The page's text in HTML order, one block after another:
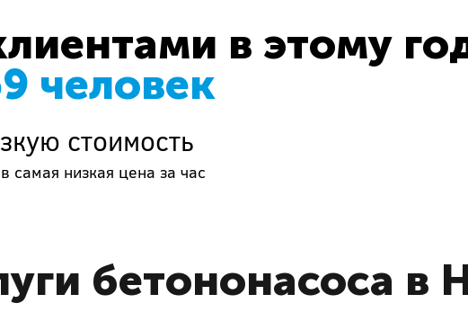
в этому
человек
стоимость
самая низкая цена за час
бетононасоса в